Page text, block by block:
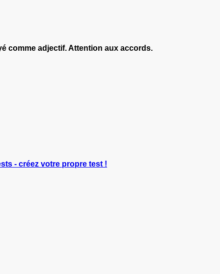
comme adjectif. Attention aux accords.
- créez votre propre test !